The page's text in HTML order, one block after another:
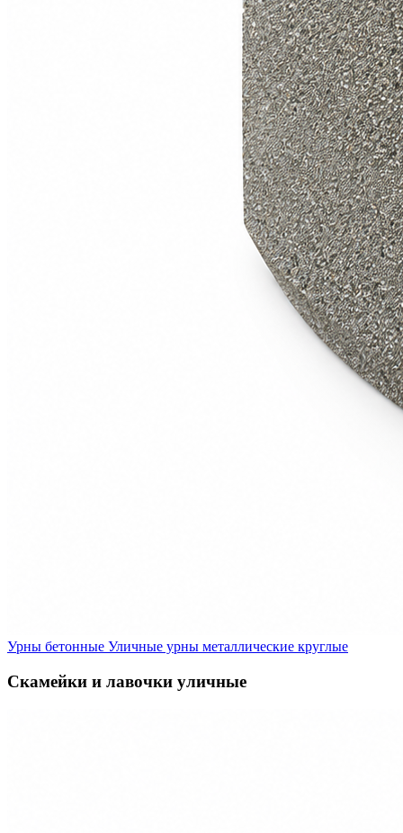
Урны бетонные Уличные урны металлические круглые
Скамейки и лавочки уличные